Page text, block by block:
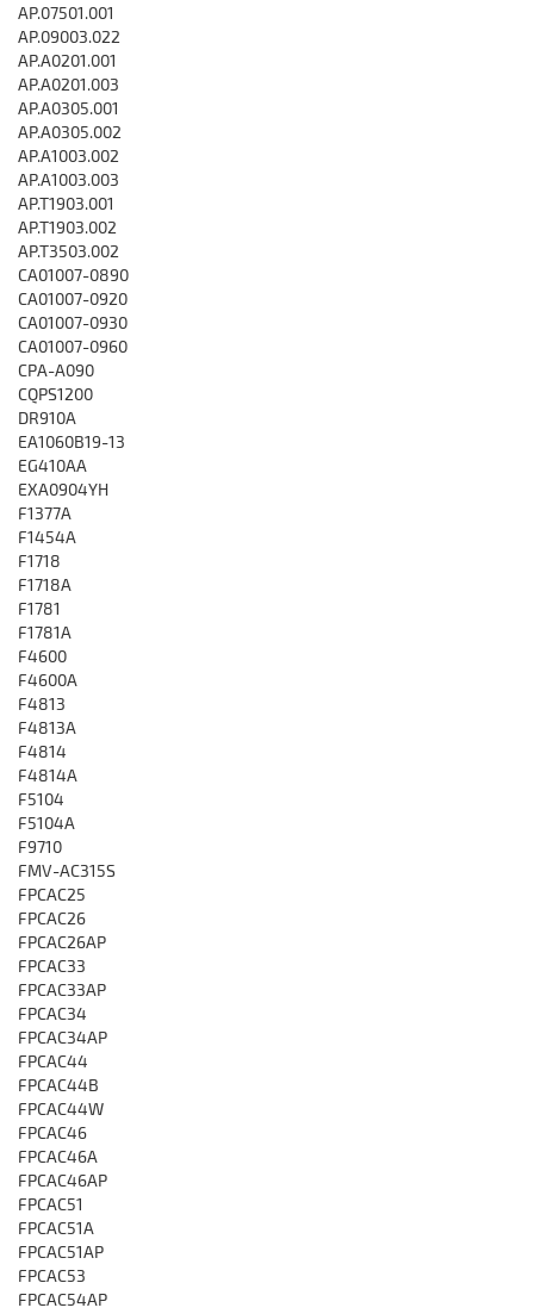
AP.07501.001
AP.09003.022
AP.A0201.001
AP.A0201.003
AP.A0305.001
AP.A0305.002
AP.A1003.002
AP.A1003.003
AP.T1903.001
AP.T1903.002
AP.T3503.002
CA01007-0890
CA01007-0920
CA01007-0930
CA01007-0960
CPA-A090
CQPS1200
DR910A
EA1060B19-13
EG410AA
EXA0904YH
F1377A
F1454A
F1718
F1718A
F1781
F1781A
F4600
F4600A
F4813
F4813A
F4814
F4814A
F5104
F5104A
F9710
FMV-AC315S
FPCAC25
FPCAC26
FPCAC26AP
FPCAC33
FPCAC33AP
FPCAC34
FPCAC34AP
FPCAC44
FPCAC44B
FPCAC44W
FPCAC46
FPCAC46A
FPCAC46AP
FPCAC51
FPCAC51A
FPCAC51AP
FPCAC53
FPCAC54AP